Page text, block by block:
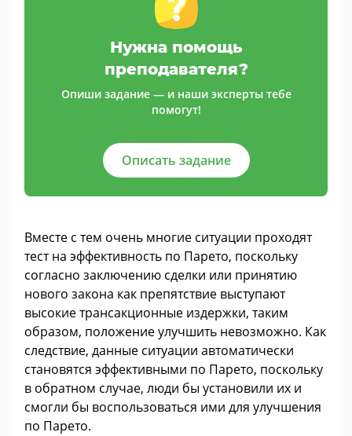
Нужна помощь
преподавателя?
Опиши задание — и наши эксперты тебе
помогут!
Описать задание
Вместе с тем очень многие ситуации проходят
тест на эффективность по Парето, поскольку
согласно заключению сделки или принятию
нового закона как препятствие выступают
высокие трансакционные издержки, таким
образом, положение улучшить невозможно. Как
следствие, данные ситуации автоматически
становятся эффективными по Парето, поскольку
в обратном случае, люди бы установили их и
смогли бы воспользоваться ими для улучшения
по Парето.